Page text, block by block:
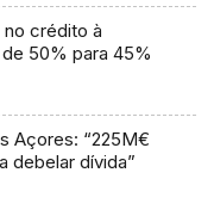
crédito à
50% para 45%
Açores: “225M€
debelar dívida”